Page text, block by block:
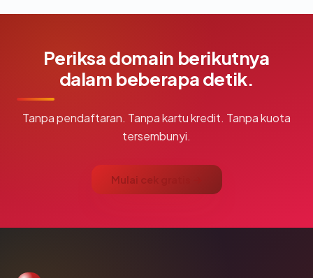
Periksa domain berikutnya
dalam beberapa detik.
Tanpa pendaftaran. Tanpa kartu kredit. Tanpa kuota
tersembunyi.
Mulai cek gratis →